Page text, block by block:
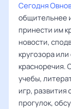
Сегодня
общительнее
принести им
новости,
кругозора
красноречия.
учебы,
игр, развития
прогулок,